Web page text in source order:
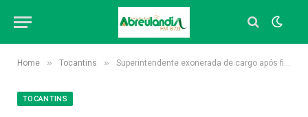
Home » Tocantins » Superintendente exonerada de cargo após filho publicar vídeos dirigindo caminhonete do governo tinha salário de R$ 15,2 mil
TOCANTINS